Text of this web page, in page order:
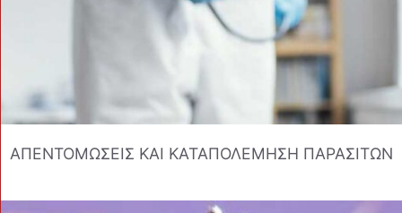
ΑΠΕΝΤΟΜΩΣΕΙΣ ΚΑΙ ΚΑΤΑΠΟΛΕΜΗΣΗ ΠΑΡΑΣΙΤΩΝ